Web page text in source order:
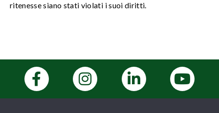
ritenesse siano stati violati i suoi diritti.